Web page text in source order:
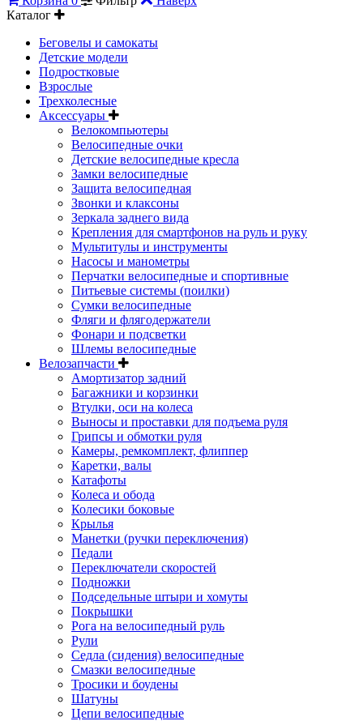
Каталог
Беговелы и самокаты
Детские модели
Подростковые
Взрослые
Трехколесные
Аксессуары
Велокомпьютеры
Велосипедные очки
Детские велосипедные кресла
Замки велосипедные
Защита велосипедная
Звонки и клаксоны
Зеркала заднего вида
Крепления для смартфонов на руль и руку
Мультитулы и инструменты
Насосы и манометры
Перчатки велосипедные и спортивные
Питьевые системы (поилки)
Сумки велосипедные
Фляги и флягодержатели
Фонари и подсветки
Шлемы велосипедные
Велозапчасти
Амортизатор задний
Багажники и корзинки
Втулки, оси на колеса
Выносы и проставки для подъема руля
Грипсы и обмотки руля
Камеры, ремкомплект, флиппер
Каретки, валы
Катафоты
Колеса и обода
Колесики боковые
Крылья
Манетки (ручки переключения)
Педали
Переключатели скоростей
Подножки
Подседельные штыри и хомуты
Покрышки
Рога на велосипедный руль
Рули
Седла (сидения) велосипедные
Смазки велосипедные
Тросики и боудены
Шатуны
Цепи велосипедные